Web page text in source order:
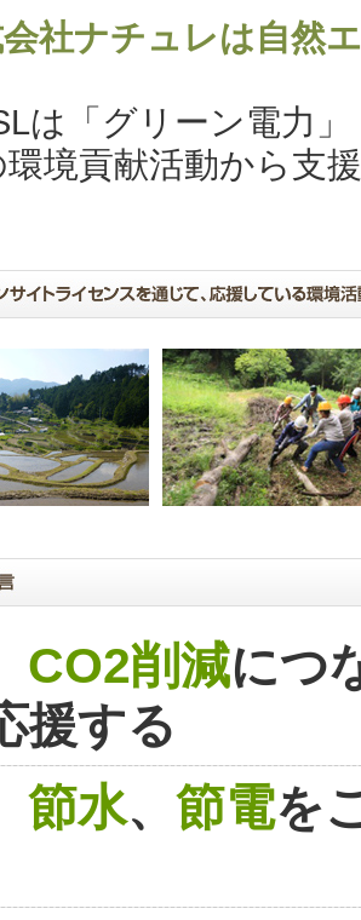
社ナチュレは自然
は「グリーン電力
環境貢献活動から支
CO2削減につ
援する
節水、 節電を